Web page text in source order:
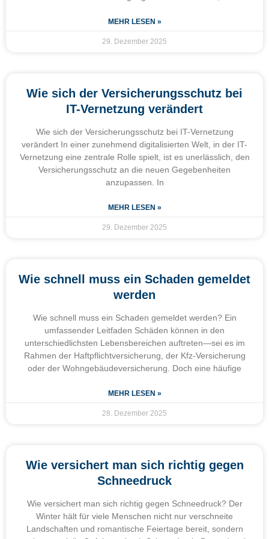
MEHR LESEN »
29. Dezember 2025
Wie sich der Versicherungsschutz bei
IT-Vernetzung verändert
Wie sich der Versicherungsschutz bei IT-Vernetzung
verändert In einer zunehmend digitalisierten Welt, in der IT-
Vernetzung eine zentrale Rolle spielt, ist es unerlässlich, den
Versicherungsschutz an die neuen Gegebenheiten
anzupassen. In
MEHR LESEN »
29. Dezember 2025
Wie schnell muss ein Schaden gemeldet
werden
Wie schnell muss ein Schaden gemeldet werden? Ein
umfassender Leitfaden Schäden können in den
unterschiedlichsten Lebensbereichen auftreten—sei es im
Rahmen der Haftpflichtversicherung, der Kfz-Versicherung
oder der Wohngebäudeversicherung. Doch eine häufige
MEHR LESEN »
28. Dezember 2025
Wie versichert man sich richtig gegen
Schneedruck
Wie versichert man sich richtig gegen Schneedruck? Der
Winter hält für viele Menschen nicht nur verschneite
Landschaften und romantische Feiertage bereit, sondern